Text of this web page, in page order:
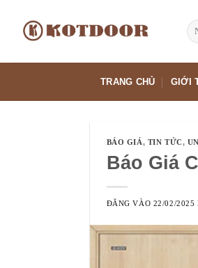
dung
Tìm
TRANG CHỦ GIỚI
BÁO GIÁ, TIN TỨC,
Báo Giá
ĐĂNG VÀO 22/02/2025